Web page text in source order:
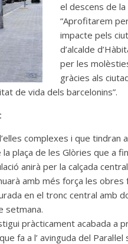
el descens de
“Aprofitarem
impacte pels
d’alcalde
per les
gràcies als
de vida dels barcelonins”.
complexes i que
plaça de les Glòries que a
anirà per la calçada
amb més força les
en el tronc central amb
setmana.
pràcticament acabada a
fa a l’ avinguda del